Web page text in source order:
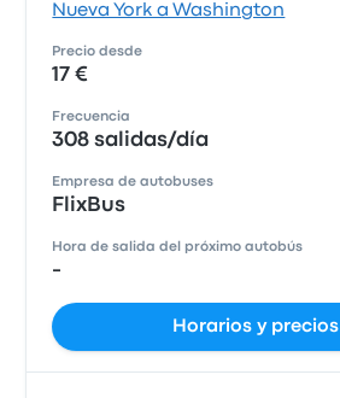
Nueva York a Washington
Precio desde
17 €
Frecuencia
308 salidas/día
Empresa de autobuses
FlixBus
Hora de salida del próximo autobús
-
Horarios y precios